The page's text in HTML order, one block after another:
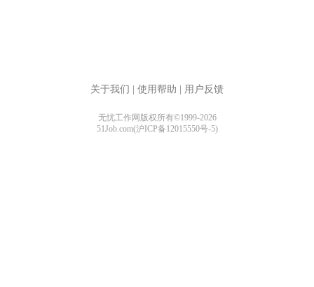
关于我们 使用帮助 用户反馈
无忧工作网版权所有©1999-2026
51Job.com(沪ICP备12015550号-5)